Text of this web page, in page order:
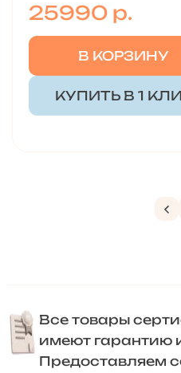
25990 р.
В КОРЗИНУ
КУПИТЬ В 1
Все товары
имеют гарантию
Предоставляем